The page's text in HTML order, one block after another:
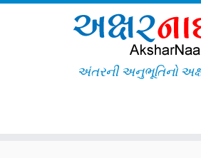
અંતરની અનુભૂતિનો